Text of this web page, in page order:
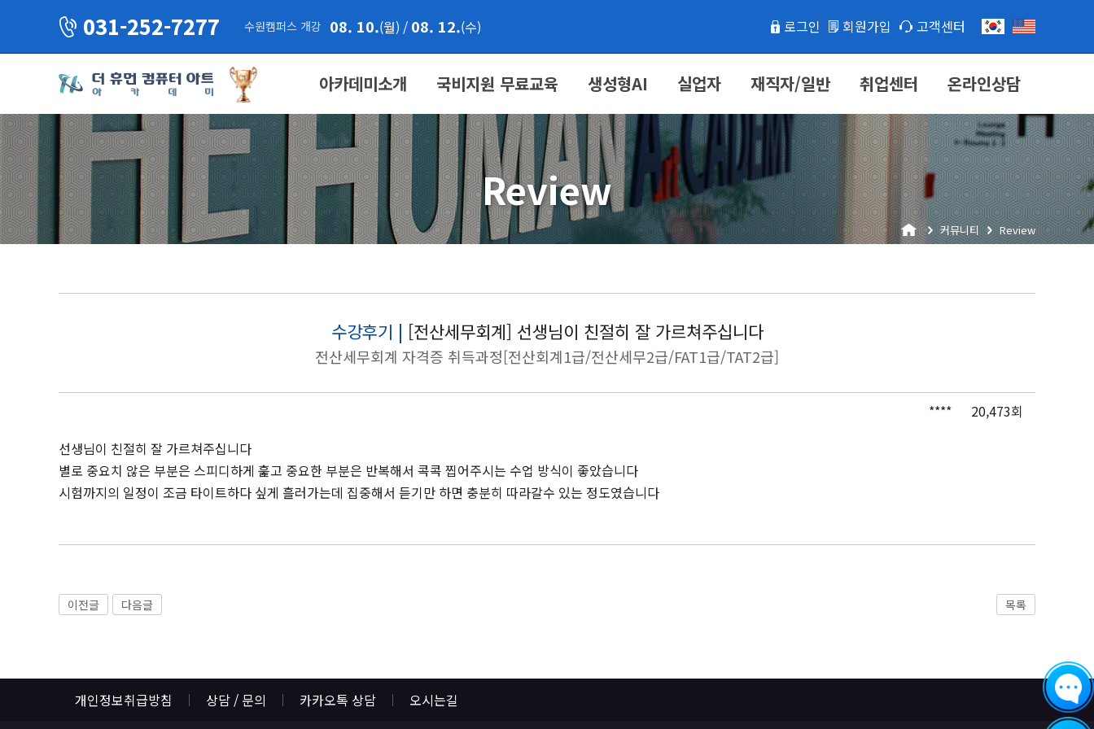
031-252-7277 수원캠퍼스 개강 08. 10.(월) / 08. 12.(수) 로그인 회원가입 고객센터
아카데미소개 국비지원 무료교육 생성형AI 실업자 재직자/일반 취업센터 온라인상담
Review
커뮤니티 Review
수강후기 | [전산세무회계] 선생님이 친절히 잘 가르쳐주십니다
전산세무회계 자격증 취득과정[전산회계1급/전산세무2급/FAT1급/TAT2급]
****
20,473회
선생님이 친절히 잘 가르쳐주십니다
별로 중요치 않은 부분은 스피디하게 훑고 중요한 부분은 반복해서 콕콕 찝어주시는 수업 방식이 좋았습니다
시험까지의 일정이 조금 타이트하다 싶게 흘러가는데 집중해서 듣기만 하면 충분히 따라갈수 있는 정도였습니다
이전글 다음글 목록
개인정보취급방침 상담 / 문의 카카오톡 상담 오시는길